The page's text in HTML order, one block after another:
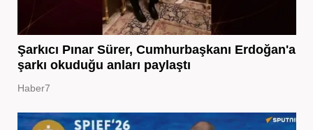
Şarkıcı Pınar Sürer, Cumhurbaşkanı Erdoğan'a
şarkı okuduğu anları paylaştı
Haber7